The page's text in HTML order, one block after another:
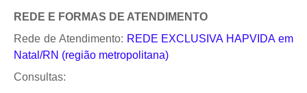
REDE E FORMAS DE ATENDIMENTO
Rede de Atendimento: REDE EXCLUSIVA HAPVIDA em
Natal/RN (região metropolitana)
Consultas: